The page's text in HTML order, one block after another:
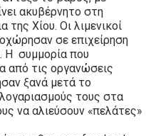
ακυβέρνητο στη
της Χίου. Οι λιμενικοί
σε επιχείρηση
Η συμμορία που
από τις οργανώσεις
ξανά μετά το
τους στα
να αλιεύσουν «πελάτες»